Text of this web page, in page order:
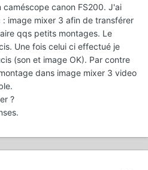
canon FS200. J'ai
image mixer 3 afin de transférer
qqs petits montages. Le
Une fois celui ci effectué je
(son et image OK). Par contre
dans image mixer 3 video
?